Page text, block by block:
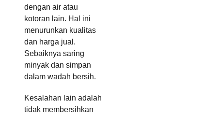
dengan air atau
kotoran lain. Hal ini
menurunkan kualitas
dan harga jual.
Sebaiknya saring
minyak dan simpan
dalam wadah bersih.
Kesalahan lain adalah
tidak membersihkan